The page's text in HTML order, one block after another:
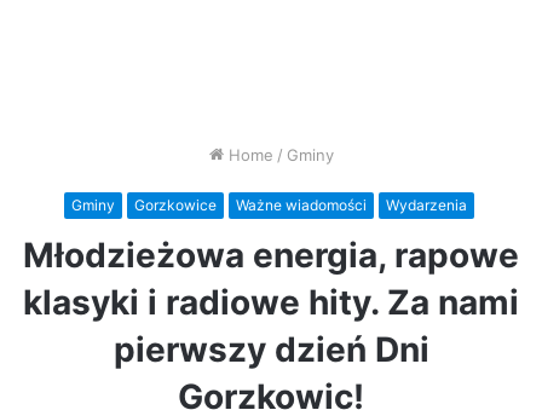
Home / Gminy
Gminy Gorzkowice Ważne wiadomości Wydarzenia
Młodzieżowa energia, rapowe
klasyki i radiowe hity. Za nami
pierwszy dzień Dni
Gorzkowic!